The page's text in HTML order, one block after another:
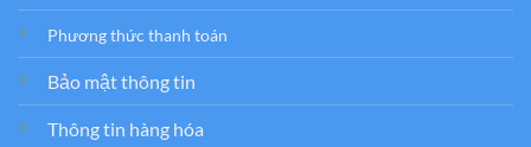
Phương thức thanh toán
Bảo mật thông tin
Thông tin hàng hóa